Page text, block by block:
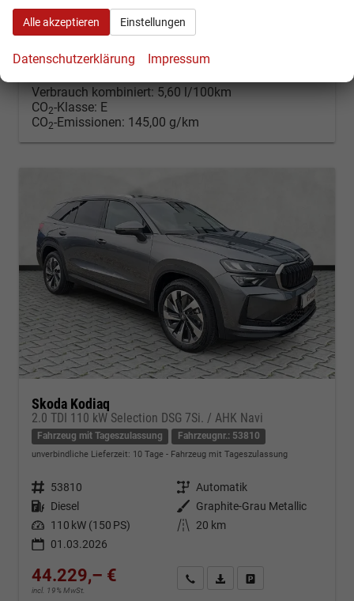
Leistung 110 kW (150 PS) Kilometerstand
01.02.2026
44.229,– € Kontakt & Angebot anfordern
Verbrauch kombiniert: 5,60 l/100km
CO2-Klasse: E
CO2-Emissionen: 145,00 g/km
Skoda Kodiaq
2.0 TDI 110 kW Selection DSG 7Si. / AHK Navi
Fahrzeug mit Tageszulassung Fahrzeugnr.: 53810
unverbindliche Lieferzeit: 10 Tage Fahrzeug mit Tageszulassung
Fahrzeugnr. 53810 Getriebe Automatik
Kraftstoff Diesel Außenfarbe
Graphite-Grau Metallic
Leistung 110 kW (150 PS) Kilometerstand
20 km
01.03.2026
44.229,– €
incl. 19% MwSt.
Kontakt & Angebot anfordern
PDF-Datei, Fahrzeugexposé
Alle akzeptieren Einstellungen
Datenschutzerklärung Impressum